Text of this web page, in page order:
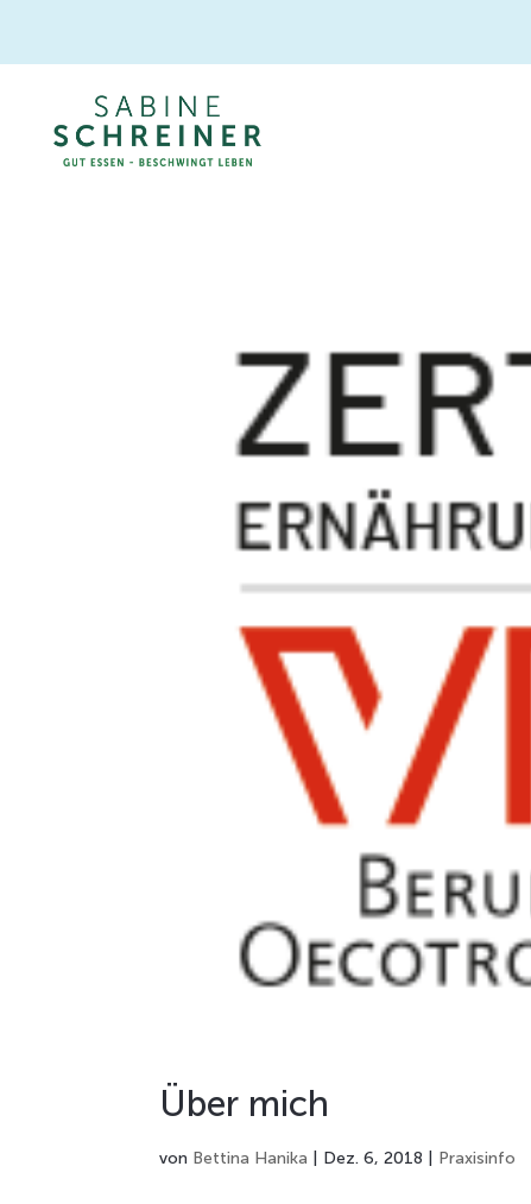
Über mich
von Bettina Hanika Dez. 6, 2018 Praxisinfo